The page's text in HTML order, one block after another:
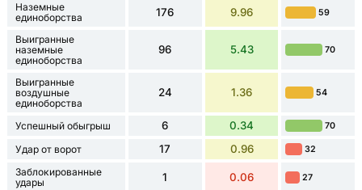
Наземные
единоборства
176 9.96 59
Выигранные
наземные
единоборства
96 5.43 70
Выигранные
воздушные
единоборства
24 1.36 54
Успешный обыгрыш 6 0.34 70
Удар от ворот 17 0.96 32
Заблокированные
удары
1 0.06 27